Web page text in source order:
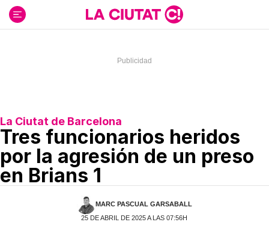
contenido
La Ciutat de Barcelona
Tres funcionarios heridos
por la agresión de un preso
en Brians 1
MARC PASCUAL GARSABALL
25 DE ABRIL DE 2025 A LAS 07:56H